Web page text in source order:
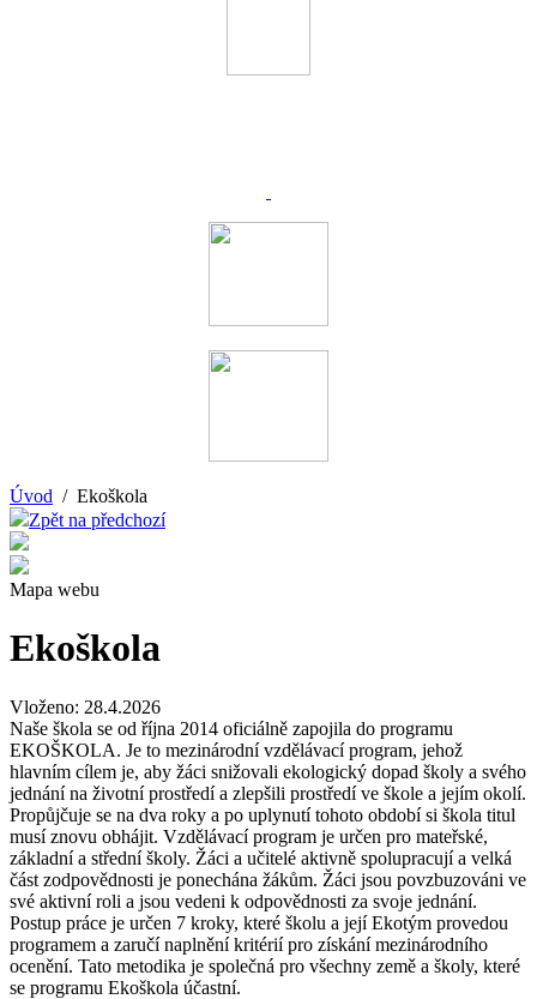
Úvod / Ekoškola
Zpět na předchozí
Mapa webu
Ekoškola
Vloženo: 28.4.2026
Naše škola se od října 2014 oficiálně zapojila do programu
EKOŠKOLA. Je to mezinárodní vzdělávací program, jehož
hlavním cílem je, aby žáci snižovali ekologický dopad školy a svého
jednání na životní prostředí a zlepšili prostředí ve škole a jejím okolí.
Propůjčuje se na dva roky a po uplynutí tohoto období si škola titul
musí znovu obhájit. Vzdělávací program je určen pro mateřské,
základní a střední školy. Žáci a učitelé aktivně spolupracují a velká
část zodpovědnosti je ponechána žákům. Žáci jsou povzbuzováni ve
své aktivní roli a jsou vedeni k odpovědnosti za svoje jednání.
Postup práce je určen 7 kroky, které školu a její Ekotým provedou
programem a zaručí naplnění kritérií pro získání mezinárodního
ocenění. Tato metodika je společná pro všechny země a školy, které
se programu Ekoškola účastní.